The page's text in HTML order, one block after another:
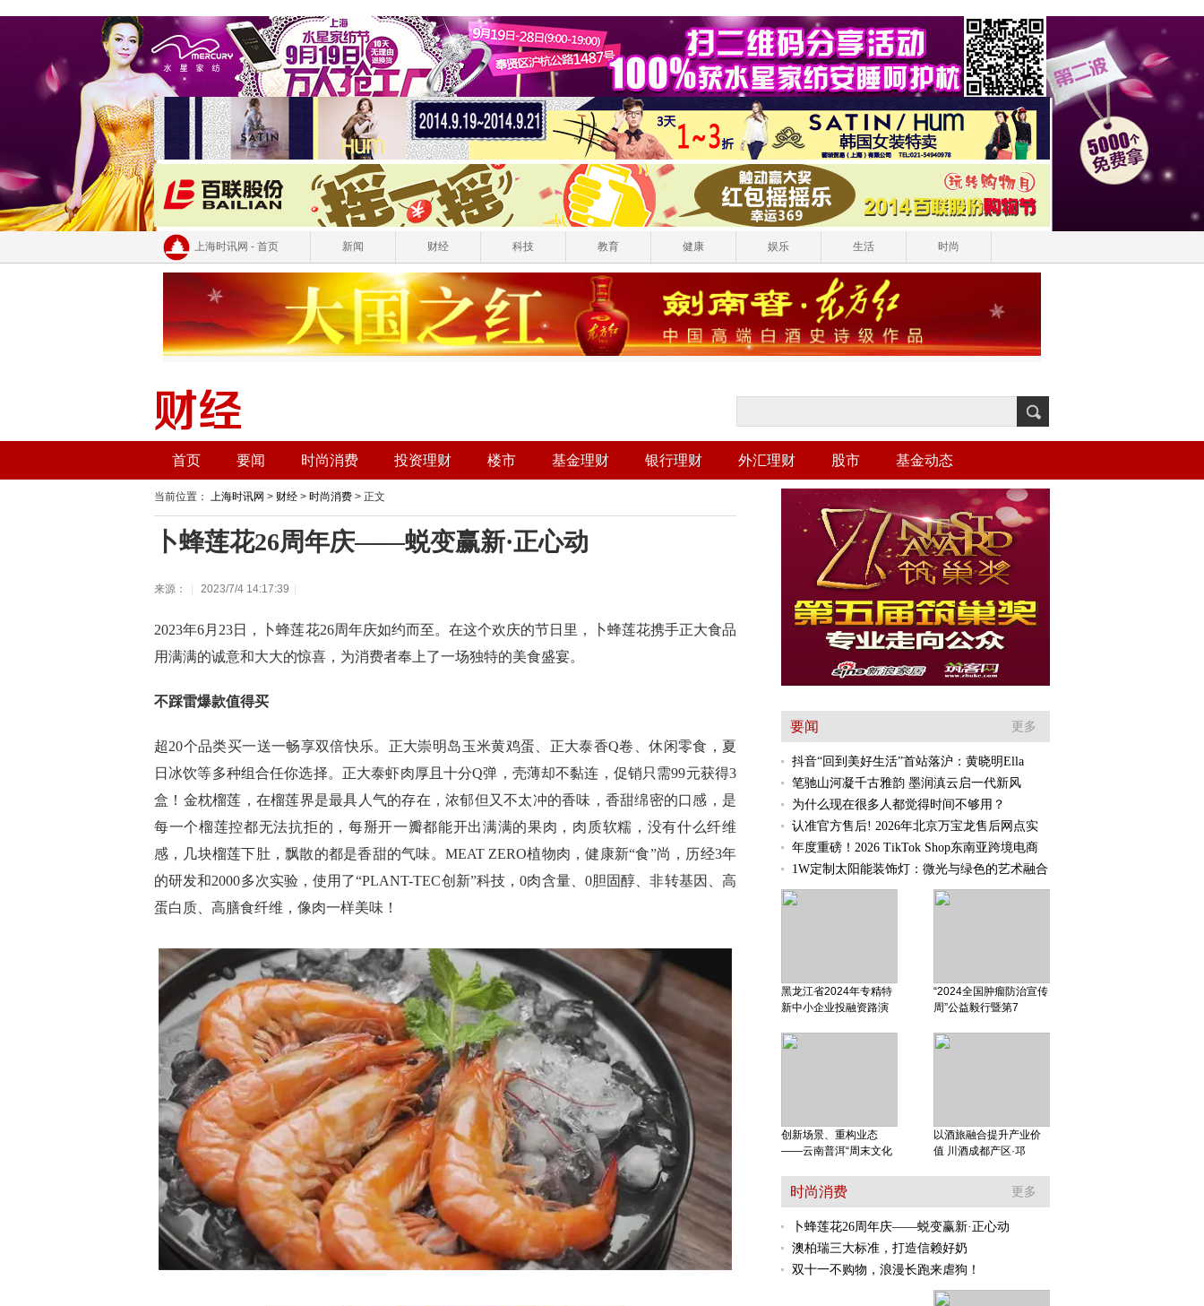
上海时讯网 - 首页 新闻 财经 科技 教育 健康 娱乐 生活 时尚
首页 要闻 时尚消费 投资理财 楼市 基金理财 银行理财 外汇理财 股市 基金动态
当前位置： 上海时讯网 > 财经 > 时尚消费 > 正文
卜蜂莲花26周年庆——蜕变赢新·正心动
来源： 2023/7/4 14:17:39
2023年6月23日，卜蜂莲花26周年庆如约而至。在这个欢庆的节日里，卜蜂莲花携手正大食品
用满满的诚意和大大的惊喜，为消费者奉上了一场独特的美食盛宴。
不踩雷爆款值得买
超20个品类买一送一畅享双倍快乐。正大崇明岛玉米黄鸡蛋、正大泰香Q卷、休闲零食，夏
日冰饮等多种组合任你选择。正大泰虾肉厚且十分Q弹，壳薄却不黏连，促销只需99元获得3
盒！金枕榴莲，在榴莲界是最具人气的存在，浓郁但又不太冲的香味，香甜绵密的口感，是
每一个榴莲控都无法抗拒的，每掰开一瓣都能开出满满的果肉，肉质软糯，没有什么纤维
感，几块榴莲下肚，飘散的都是香甜的气味。MEAT ZERO植物肉，健康新“食”尚，历经3年
的研发和2000多次实验，使用了“PLANT-TEC创新”科技，0肉含量、0胆固醇、非转基因、高
蛋白质、高膳食纤维，像肉一样美味！
要闻 更多
抖音“回到美好生活”首站落沪：黄晓明Ella
笔驰山河凝千古雅韵 墨润滇云启一代新风
为什么现在很多人都觉得时间不够用？
认准官方售后! 2026年北京万宝龙售后网点实
年度重磅！2026 TikTok Shop东南亚跨境电商
1W定制太阳能装饰灯：微光与绿色的艺术融合
“2024全国肿瘤防治宣传
周”公益毅行暨第7
黑龙江省2024年专精特
新中小企业投融资路演
以酒旅融合提升产业价
值 川酒成都产区·邛
创新场景、重构业态
——云南普洱“周末文化
时尚消费 更多
卜蜂莲花26周年庆——蜕变赢新·正心动
澳柏瑞三大标准，打造信赖好奶
双十一不购物，浪漫长跑来虐狗！